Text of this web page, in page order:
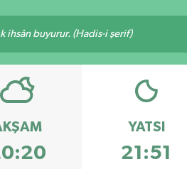
ihsân buyurur. (Hadis-i şerif)
YATSI
21:51